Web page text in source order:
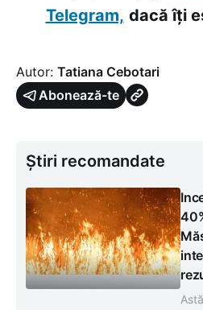
Telegram, dacă îți
Autor: Tatiana Cebotari
Abonează-te
Știri recomandate